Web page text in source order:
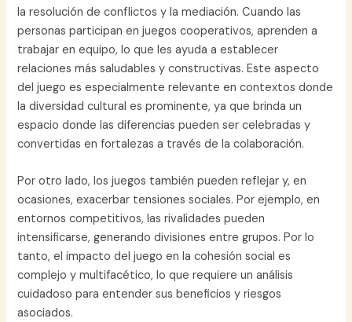
la resolución de conflictos y la mediación. Cuando las
personas participan en juegos cooperativos, aprenden a
trabajar en equipo, lo que les ayuda a establecer
relaciones más saludables y constructivas. Este aspecto
del juego es especialmente relevante en contextos donde
la diversidad cultural es prominente, ya que brinda un
espacio donde las diferencias pueden ser celebradas y
convertidas en fortalezas a través de la colaboración.
Por otro lado, los juegos también pueden reflejar y, en
ocasiones, exacerbar tensiones sociales. Por ejemplo, en
entornos competitivos, las rivalidades pueden
intensificarse, generando divisiones entre grupos. Por lo
tanto, el impacto del juego en la cohesión social es
complejo y multifacético, lo que requiere un análisis
cuidadoso para entender sus beneficios y riesgos
asociados.